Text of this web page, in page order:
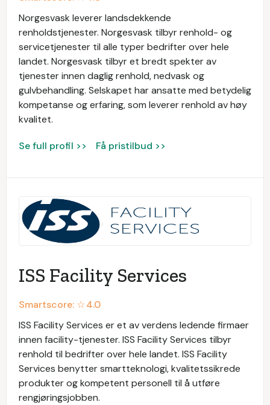
Norgesvask leverer landsdekkende
renholdstjenester. Norgesvask tilbyr renhold- og
servicetjenester til alle typer bedrifter over hele
landet. Norgesvask tilbyr et bredt spekter av
tjenester innen daglig renhold, nedvask og
gulvbehandling. Selskapet har ansatte med betydelig
kompetanse og erfaring, som leverer renhold av høy
kvalitet.
Se full profil >> Få pristilbud >>
ISS Facility Services
Smartscore: ☆4.0
ISS Facility Services er et av verdens ledende firmaer
innen facility-tjenester. ISS Facility Services tilbyr
renhold til bedrifter over hele landet. ISS Facility
Services benytter smartteknologi, kvalitetssikrede
produkter og kompetent personell til å utføre
rengjøringsjobben.